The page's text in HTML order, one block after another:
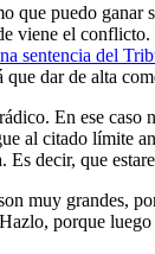
que puedo
viene el
sentencia del
dar de alta
En ese
al citado límite
decir, que
muy grandes,
porque luego